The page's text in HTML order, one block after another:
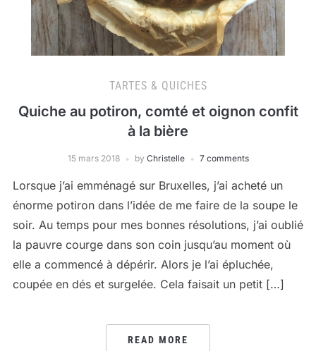
TARTES & QUICHES
Quiche au potiron, comté et oignon confit
à la bière
15 mars 2018 by Christelle 7 comments
Lorsque j’ai emménagé sur Bruxelles, j’ai acheté un
énorme potiron dans l’idée de me faire de la soupe le
soir. Au temps pour mes bonnes résolutions, j’ai oublié
la pauvre courge dans son coin jusqu’au moment où
elle a commencé à dépérir. Alors je l’ai épluchée,
coupée en dés et surgelée. Cela faisait un petit […]
READ MORE